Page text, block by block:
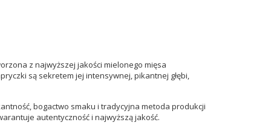
z najwyższej jakości mielonego mięsa
są sekretem jej intensywnej, pikantnej głębi,
bogactwo smaku i tradycyjna metoda produkcji
autentyczność i najwyższą jakość.